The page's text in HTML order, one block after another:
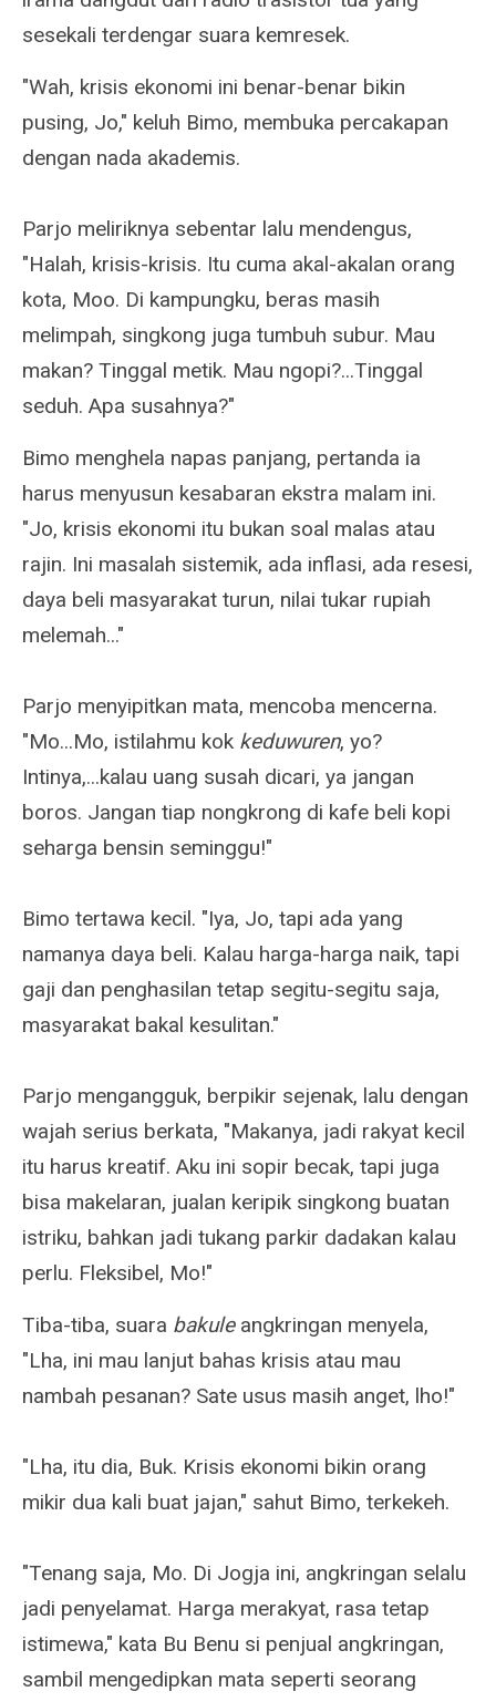
sesekali terdengar suara kemresek.
"Wah, krisis ekonomi ini benar-benar bikin
pusing, Jo," keluh Bimo, membuka percakapan
dengan nada akademis.
Parjo meliriknya sebentar lalu mendengus,
"Halah, krisis-krisis. Itu cuma akal-akalan orang
kota, Moo. Di kampungku, beras masih
melimpah, singkong juga tumbuh subur. Mau
makan? Tinggal metik. Mau ngopi?...Tinggal
seduh. Apa susahnya?"
Bimo menghela napas panjang, pertanda ia
harus menyusun kesabaran ekstra malam ini.
"Jo, krisis ekonomi itu bukan soal malas atau
rajin. Ini masalah sistemik, ada inflasi, ada resesi,
daya beli masyarakat turun, nilai tukar rupiah
melemah..."
Parjo menyipitkan mata, mencoba mencerna.
"Mo...Mo, istilahmu kok keduwuren, yo?
Intinya,...kalau uang susah dicari, ya jangan
boros. Jangan tiap nongkrong di kafe beli kopi
seharga bensin seminggu!"
Bimo tertawa kecil. "Iya, Jo, tapi ada yang
namanya daya beli. Kalau harga-harga naik, tapi
gaji dan penghasilan tetap segitu-segitu saja,
masyarakat bakal kesulitan."
Parjo mengangguk, berpikir sejenak, lalu dengan
wajah serius berkata, "Makanya, jadi rakyat kecil
itu harus kreatif. Aku ini sopir becak, tapi juga
bisa makelaran, jualan keripik singkong buatan
istriku, bahkan jadi tukang parkir dadakan kalau
perlu. Fleksibel, Mo!"
Tiba-tiba, suara bakuleangkringan menyela,
"Lha, ini mau lanjut bahas krisis atau mau
nambah pesanan? Sate usus masih anget, lho!"
"Lha, itu dia, Buk. Krisis ekonomi bikin orang
mikir dua kali buat jajan," sahut Bimo, terkekeh.
"Tenang saja, Mo. Di Jogja ini, angkringan selalu
jadi penyelamat. Harga merakyat, rasa tetap
istimewa," kata Bu Benu si penjual angkringan,
sambil mengedipkan mata seperti seorang